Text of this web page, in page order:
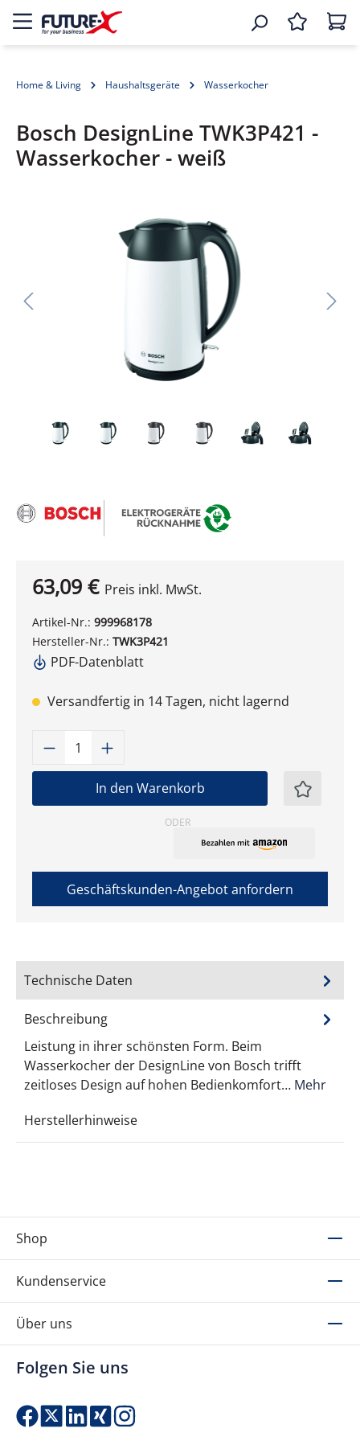
Home & Living Haushaltsgeräte Wasserkocher
Bosch DesignLine TWK3P421 -
Wasserkocher - weiß
Bildergalerie überspringen
63,09 € Preis inkl. MwSt.
Artikel-Nr.: 999968178
Hersteller-Nr.: TWK3P421
PDF-Datenblatt
Versandfertig in 14 Tagen, nicht lagernd
Produkt Anzahl: Gib den
In den Warenkorb
ODER
Geschäftskunden-Angebot anfordern
Technische Daten
Beschreibung
Leistung in ihrer schönsten Form. Beim
Wasserkocher der DesignLine von Bosch trifft
zeitloses Design auf hohen Bedienkomfort… Mehr
Herstellerhinweise
Shop
Kundenservice
Über uns
Folgen Sie uns